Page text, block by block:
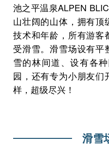
池之平温泉ALPEN
山壮阔的山体，拥有
技术和年龄，所有游客
受滑雪。滑雪场设有平
雪的林间道、设有各
园，还有专为小朋友们
样，超级尽兴！
滑雪